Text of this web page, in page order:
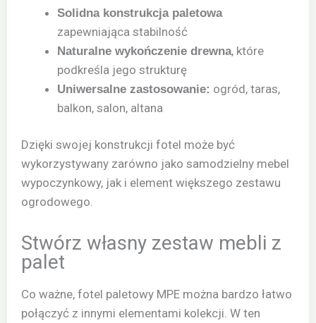
Solidna konstrukcja paletowa
zapewniająca stabilność
Naturalne wykończenie drewna, które
podkreśla jego strukturę
Uniwersalne zastosowanie: ogród, taras,
balkon, salon, altana
Dzięki swojej konstrukcji fotel może być
wykorzystywany zarówno jako samodzielny mebel
wypoczynkowy, jak i element większego zestawu
ogrodowego.
Stwórz własny zestaw mebli z
palet
Co ważne, fotel paletowy MPE można bardzo łatwo
połączyć z innymi elementami kolekcji. W ten